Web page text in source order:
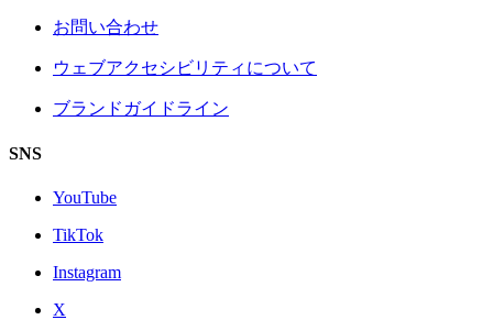
お問い合わせ
ウェブアクセシビリティについて
ブランドガイドライン
SNS
YouTube
TikTok
Instagram
X